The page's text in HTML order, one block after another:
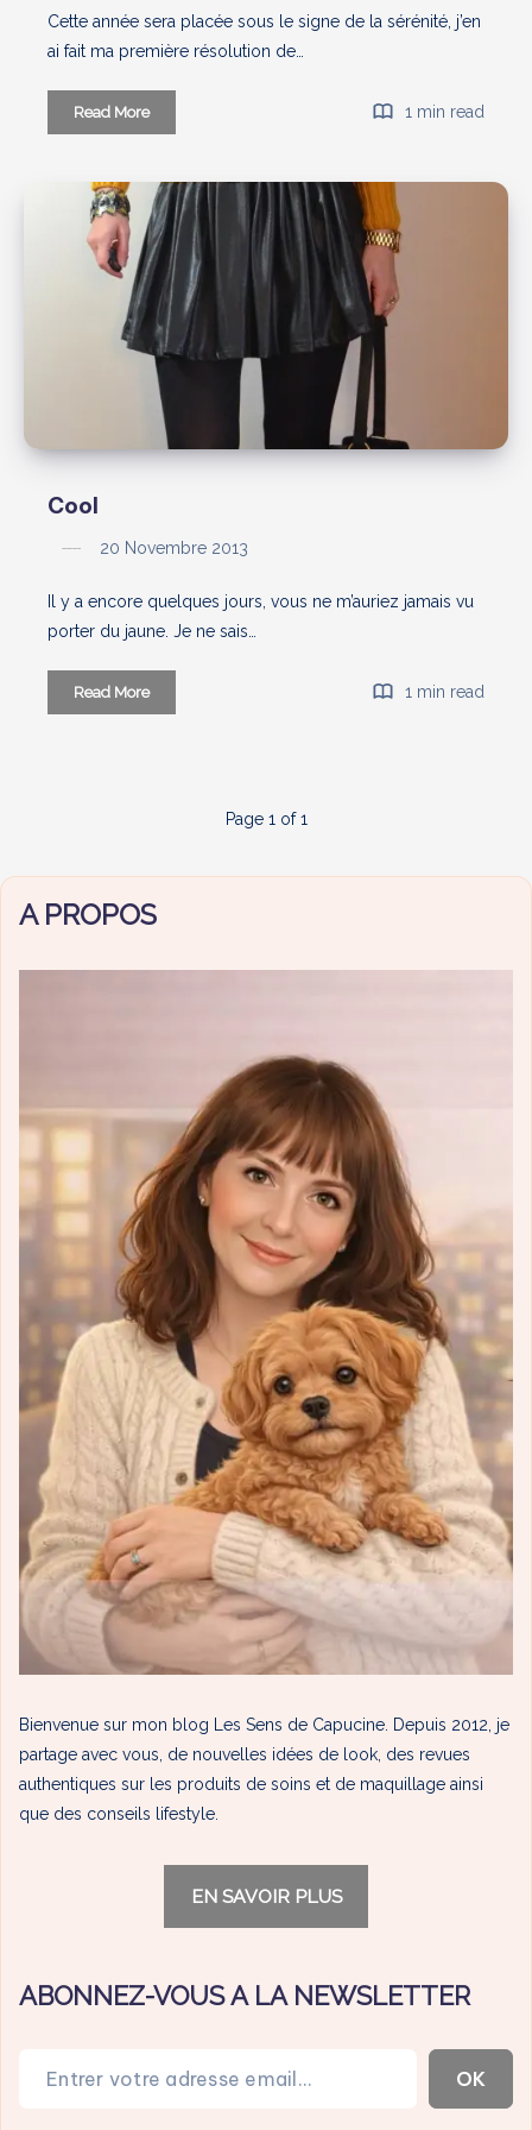
Cette année sera placée sous le signe de la sérénité, j’en
ai fait ma première résolution de…
Read MoreLeop’c♥♥l 1 min read
Cool
20 Novembre 2013
Il y a encore quelques jours, vous ne m’auriez jamais vu
porter du jaune. Je ne sais…
Read MoreCool 1 min read
Page 1 of 1
A PROPOS
Bienvenue sur mon blog Les Sens de Capucine. Depuis 2012, je
partage avec vous, de nouvelles idées de look, des revues
authentiques sur les produits de soins et de maquillage ainsi
que des conseils lifestyle.
EN SAVOIR PLUS
ABONNEZ-VOUS A LA NEWSLETTER
OK